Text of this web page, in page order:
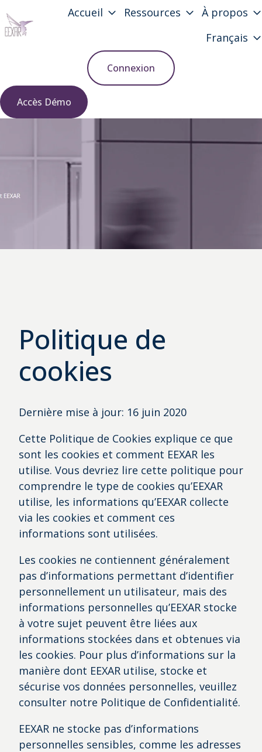
e
d
u
Accueil Ressources
À propos
Français
Connexion
Accès Démo
Politique de
cookies
Dernière mise à jour: 16 juin 2020
Cette Politique de Cookies explique ce que
sont les cookies et comment EEXAR les
utilise. Vous devriez lire cette politique pour
comprendre le type de cookies qu’EEXAR
utilise, les informations qu’EEXAR collecte
via les cookies et comment ces
informations sont utilisées.
Les cookies ne contiennent généralement
pas d’informations permettant d’identifier
personnellement un utilisateur, mais des
informations personnelles qu’EEXAR stocke
à votre sujet peuvent être liées aux
informations stockées dans et obtenues via
les cookies. Pour plus d’informations sur la
manière dont EEXAR utilise, stocke et
sécurise vos données personnelles, veuillez
consulter notre Politique de Confidentialité.
EEXAR ne stocke pas d’informations
personnelles sensibles, comme les adresses